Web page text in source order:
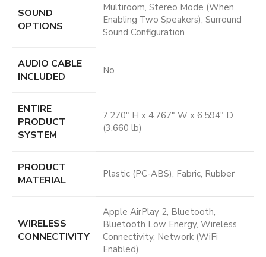
SOUND
OPTIONS
Multiroom, Stereo Mode (When
Enabling Two Speakers), Surround
Sound Configuration
AUDIO CABLE
INCLUDED
No
ENTIRE
PRODUCT
SYSTEM
7.270″ H x 4.767″ W x 6.594″ D
(3.660 lb)
PRODUCT
MATERIAL
Plastic (PC-ABS), Fabric, Rubber
WIRELESS
CONNECTIVITY
Apple AirPlay 2, Bluetooth,
Bluetooth Low Energy, Wireless
Connectivity, Network (WiFi
Enabled)